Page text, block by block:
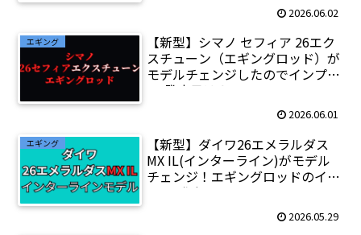
2026.06.02
エギング
【新型】シマノ セフィア 26エク
スチューン（エギングロッド）が
モデルチェンジしたのでインプ
レ!発売日は？
2026.06.01
エギング
【新型】ダイワ26エメラルダス
MX IL(インターライン)がモデル
チェンジ！エギングロッドのイン
プレ!発売日は？
2026.05.29